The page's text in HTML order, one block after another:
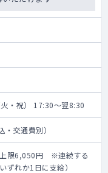
・祝） 17:30～翌8:30
交通費別）
上限6,050円 ※連続する
ずれか1日に支給）